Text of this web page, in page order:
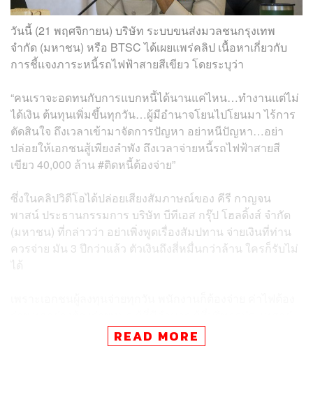
วันนี้ (21 พฤศจิกายน) บริษัท ระบบขนส่งมวลชนกรุงเทพ
จำกัด (มหาชน) หรือ BTSC ได้เผยแพร่คลิป เนื้อหาเกี่ยวกับ
การชี้แจงภาระหนี้รถไฟฟ้าสายสีเขียว โดยระบุว่า
“คนเราจะอดทนกับการแบกหนี้ได้นานแค่ไหน…ทำงานแต่ไม่
ได้เงิน ต้นทุนเพิ่มขึ้นทุกวัน…ผู้มีอำนาจโยนไปโยนมา ไร้การ
ตัดสินใจ ถึงเวลาเข้ามาจัดการปัญหา อย่าหนีปัญหา…อย่า
ปล่อยให้เอกชนสู้เพียงลำพัง ถึงเวลาจ่ายหนี้รถไฟฟ้าสายสี
เขียว 40,000 ล้าน #ติดหนี้ต้องจ่าย”
ซึ่งในคลิปวิดีโอได้ปล่อยเสียงสัมภาษณ์ของ คีรี กาญจน
พาสน์ ประธานกรรมการ บริษัท บีทีเอส กรุ๊ป โฮลดิ้งส์ จำกัด
(มหาชน) ที่กล่าวว่า อย่าเพิ่งพูดเรื่องสัมปทาน จ่ายเงินที่ท่าน
ควรจ่าย มัน 3 ปีกว่าแล้ว ตัวเงินถึงสี่หมื่นกว่าล้าน ใครก็รับไม่
ได้
ไม่ว่าจะเป็น กทม. หรือการเมืองของประเทศต้องเข้ามาดูได้
READ MORE